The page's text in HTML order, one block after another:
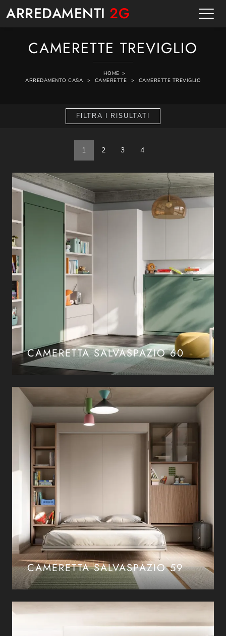
ARREDAMENTI 2G
CAMERETTE TREVIGLIO
HOME >
ARREDAMENTO CASA
> CAMERETTE > CAMERETTE TREVIGLIO
FILTRA I RISULTATI
1 2 3 4
CAMERETTA SALVASPAZIO 60
CAMERETTA SALVASPAZIO 59